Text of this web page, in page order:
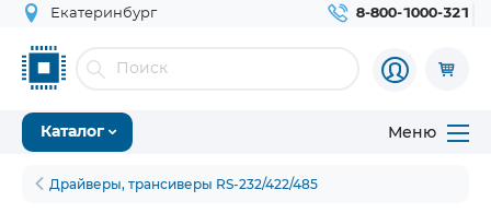
Екатеринбург 8-800-1000-321
Каталог Меню
Драйверы, трансиверы RS-232/422/485